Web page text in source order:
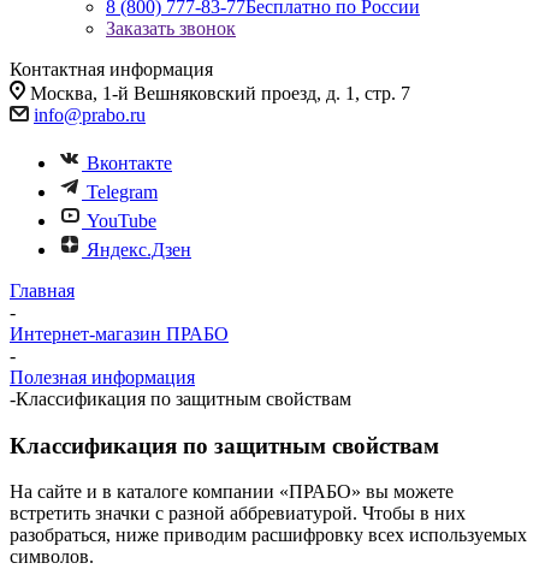
8 (800) 777-83-77Бесплатно по России
Заказать звонок
Контактная информация
Москва, 1-й Вешняковский проезд, д. 1, стр. 7
info@prabo.ru
Вконтакте
Telegram
YouTube
Яндекс.Дзен
Главная
-
Интернет-магазин ПРАБО
-
Полезная информация
-Классификация по защитным свойствам
Классификация по защитным свойствам
На сайте и в каталоге компании «ПРАБО» вы можете
встретить значки с разной аббревиатурой. Чтобы в них
разобраться, ниже приводим расшифровку всех используемых
символов.